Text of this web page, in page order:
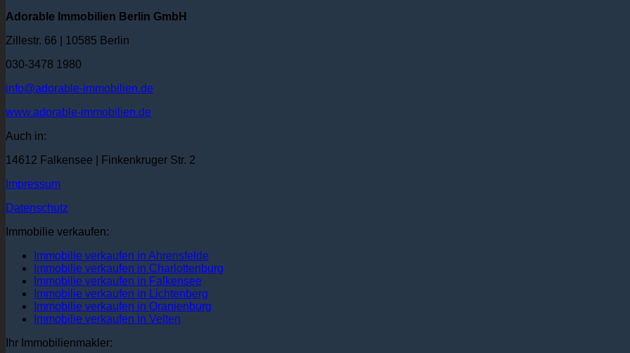
Adorable Immobilien Berlin GmbH
Zillestr. 66 | 10585 Berlin
030-3478 1980
info@adorable-immobilien.de
www.adorable-immobilien.de
Auch in:
14612 Falkensee | Finkenkruger Str. 2
Impressum
Datenschutz
Immobilie verkaufen:
Immobilie verkaufen in Ahrensfelde
Immobilie verkaufen in Charlottenburg
Immobilie verkaufen in Falkensee
Immobilie verkaufen in Lichtenberg
Immobilie verkaufen in Oranienburg
Immobilie verkaufen in Velten
Ihr Immobilienmakler: